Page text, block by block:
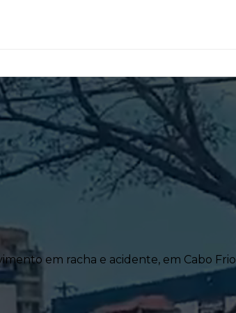
em racha e acidente, em Cabo Frio